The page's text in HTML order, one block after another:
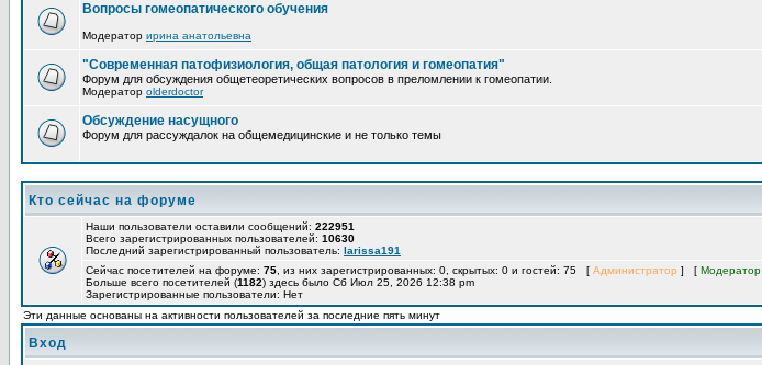
Вопросы гомеопатического обучения
Модератор ирина анатольевна
"Современная патофизиология, общая патология и гомеопатия"
Форум для обсуждения общетеоретических вопросов в преломлении к гомеопатии.
Модератор olderdoctor
Обсуждение насущного
Форум для рассуждалок на общемедицинские и не только темы
Кто сейчас на форуме
Наши пользователи оставили сообщений: 222951
Всего зарегистрированных пользователей: 10630
Последний зарегистрированный пользователь: larissa191
Сейчас посетителей на форуме: 75 , из них зарегистрированных: 0, скрытых: 0 и гостей: 75 [ Администратор ] [ Модератор
Больше всего посетителей (1182) здесь было Сб Июл 25, 2026 12:38 pm
Зарегистрированные пользователи: Нет
Эти данные основаны на активности пользователей за последние пять минут
Вход